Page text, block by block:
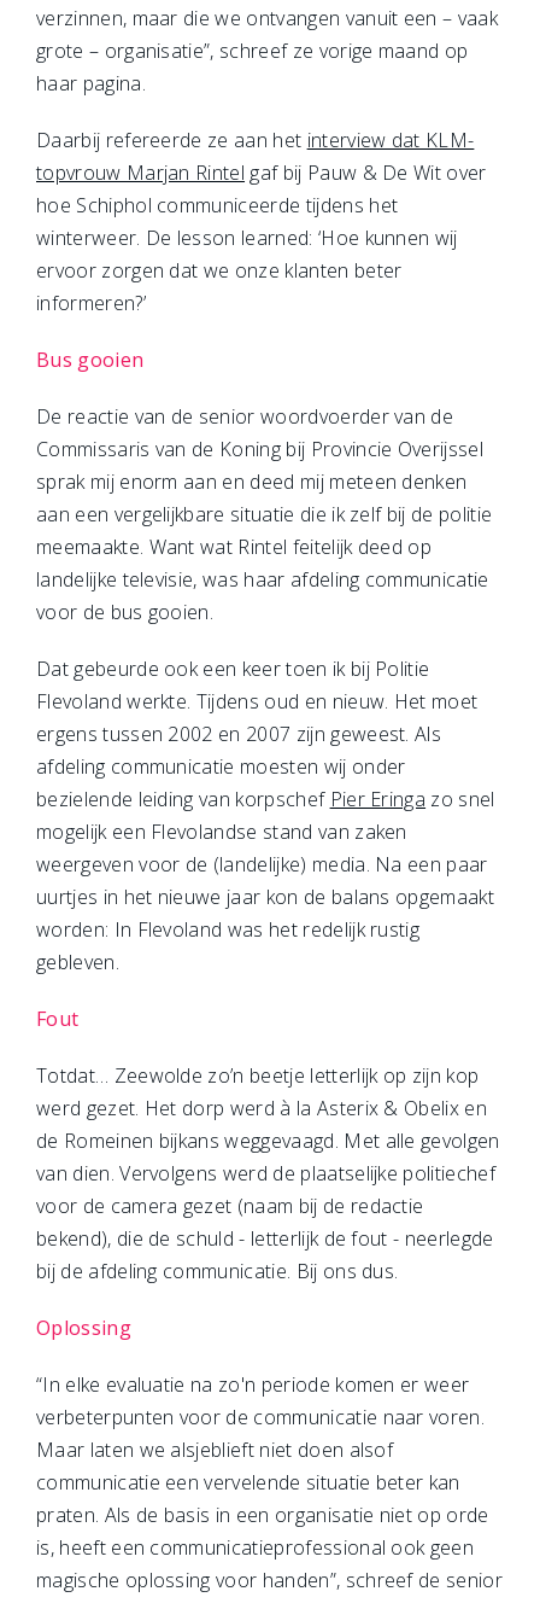
verzinnen, maar die we ontvangen vanuit een – vaak
grote – organisatie”, schreef ze vorige maand op
haar pagina.
Daarbij refereerde ze aan het interview dat KLM-
topvrouw Marjan Rintel gaf bij Pauw & De Wit over
hoe Schiphol communiceerde tijdens het
winterweer. De lesson learned: ‘Hoe kunnen wij
ervoor zorgen dat we onze klanten beter
informeren?’
Bus gooien
De reactie van de senior woordvoerder van de
Commissaris van de Koning bij Provincie Overijssel
sprak mij enorm aan en deed mij meteen denken
aan een vergelijkbare situatie die ik zelf bij de politie
meemaakte. Want wat Rintel feitelijk deed op
landelijke televisie, was haar afdeling communicatie
voor de bus gooien.
Dat gebeurde ook een keer toen ik bij Politie
Flevoland werkte. Tijdens oud en nieuw. Het moet
ergens tussen 2002 en 2007 zijn geweest. Als
afdeling communicatie moesten wij onder
bezielende leiding van korpschef Pier Eringa zo snel
mogelijk een Flevolandse stand van zaken
weergeven voor de (landelijke) media. Na een paar
uurtjes in het nieuwe jaar kon de balans opgemaakt
worden: In Flevoland was het redelijk rustig
gebleven.
Fout
Totdat… Zeewolde zo’n beetje letterlijk op zijn kop
werd gezet. Het dorp werd à la Asterix & Obelix en
de Romeinen bijkans weggevaagd. Met alle gevolgen
van dien. Vervolgens werd de plaatselijke politiechef
voor de camera gezet (naam bij de redactie
bekend), die de schuld - letterlijk de fout - neerlegde
bij de afdeling communicatie. Bij ons dus.
Oplossing
“In elke evaluatie na zo'n periode komen er weer
verbeterpunten voor de communicatie naar voren.
Maar laten we alsjeblieft niet doen alsof
communicatie een vervelende situatie beter kan
praten. Als de basis in een organisatie niet op orde
is, heeft een communicatieprofessional ook geen
magische oplossing voor handen”, schreef de senior